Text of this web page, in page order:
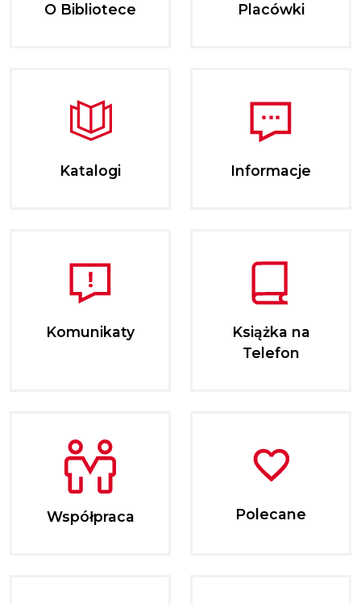
O Bibliotece Placówki
Katalogi Informacje
Komunikaty
Książka na
Telefon
Współpraca Polecane